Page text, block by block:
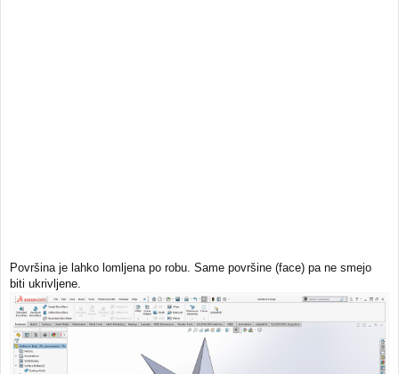
Površina je lahko lomljena po robu. Same površine (face) pa ne smejo
biti ukrivljene.